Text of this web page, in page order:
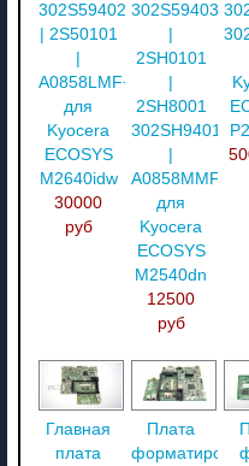
302S594020
| 2S50101
A0858LMF+GH
для
Kyocera
ECOSYS
M2640idw
30000
руб
302S594030
2SH0101
2SH8001
302SH94010
A0858MMF+GH
для
Kyocera
ECOSYS
M2540dn
12500
руб
Главная
плата
Плата